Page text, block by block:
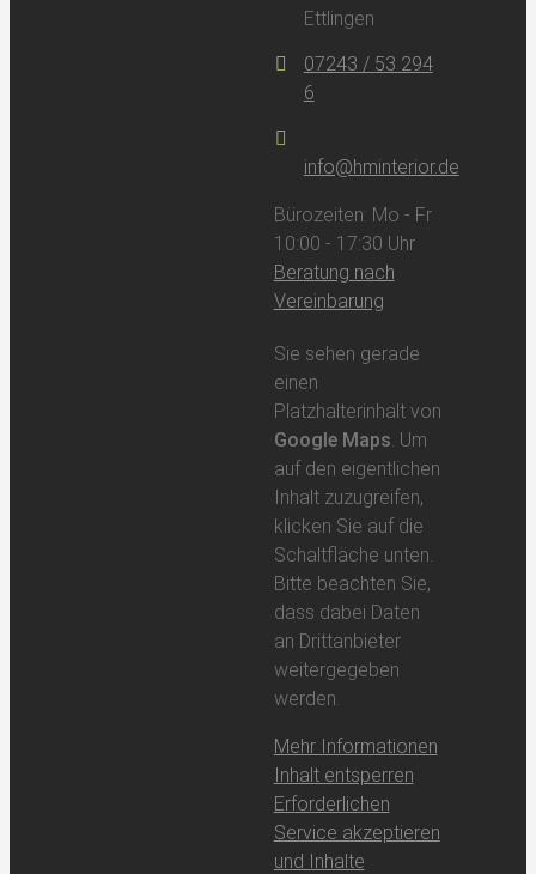
Ettlingen
07243 / 53 294
6
info@hminterior.de
Bürozeiten: Mo - Fr
10:00 - 17:30 Uhr
Beratung nach
Vereinbarung
Sie sehen gerade
einen
Platzhalterinhalt von
Google Maps . Um
auf den eigentlichen
Inhalt zuzugreifen,
klicken Sie auf die
Schaltfläche unten.
Bitte beachten Sie,
dass dabei Daten
an Drittanbieter
weitergegeben
werden.
Mehr Informationen
Inhalt entsperren
Erforderlichen
Service akzeptieren
und Inhalte